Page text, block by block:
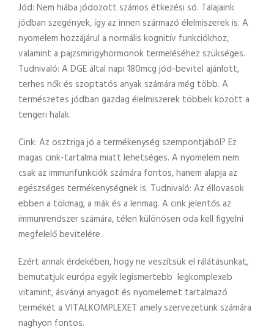
Jód: Nem hiába jódozott számos étkezési só. Talajaink
jódban szegények, így az innen származó élelmiszerek is. A
nyomelem hozzájárul a normális kognitív funkciókhoz,
valamint a pajzsmirigyhormonok termeléséhez szükséges.
Tudnivaló: A DGE által napi 180mcg jód-bevitel ajánlott,
terhes nők és szoptatós anyak számára még több. A
természetes jódban gazdag élelmiszerek többek között a
tengeri halak.
Cink: Az osztriga jó a termékenység szempontjából? Ez
magas cink-tartalma miatt lehetséges. A nyomelem nem
csak az immunfunkciók számára fontos, hanem alapja az
egészséges termékenységnek is. Tudnivaló: Az éllovasok
ebben a tökmag, a mák és a lenmag. A cink jelentős az
immunrendszer számára, télen különösen oda kell figyelni
megfelelő bevitelére.
Ezért annak érdekében, hogy ne veszítsük el rálátásunkat,
bemutatjuk európa egyik legismertebb legkomplexeb
vitamint, ásványi anyagot és nyomelemet tartalmazó
termékét a VITALKOMPLEXET amely szervezetünk számára
naghyon fontos.